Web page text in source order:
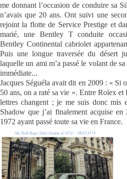
me donnant l’occasion de conduire sa
n’avais que 20 ans. Ont suivi une
rejoint la flotte de Service Prestige et
marié, une Bentley T conduite
Bentley Continental cabriolet
Puis une longue traversée du désert
laquelle un ami m’a passé le volant de
immédiate...
Jacques Séguéla avait dit en 2009 : « Si
50 ans, on a raté sa vie ». Entre Rolex et
lettres changent ; je me suis donc mis
Shadow que j’ai finalement acquise
1972 ayant passé toute sa vie en France.